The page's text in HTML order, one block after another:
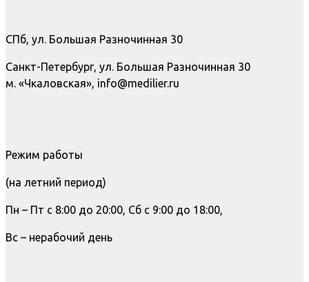
СПб, ул. Большая Разночинная 30
Санкт-Петербург, ул. Большая Разночинная 30
м. «Чкаловская», info@medilier.ru
Режим работы
(на летний период)
Пн – Пт с 8:00 до 20:00, Сб с 9:00 до 18:00,
Вс – нерабочий день